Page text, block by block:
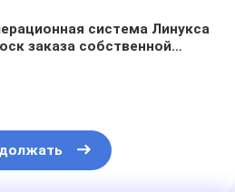
система Линукса
заказа собственной